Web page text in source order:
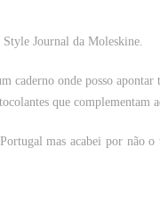
Journal da Moleskine.
caderno onde posso
que complementam
mas acabei por não